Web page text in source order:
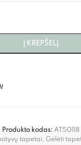
Į KREPŠELĮ
Produkto kodas: AT50118
tapetai, Gėlėti